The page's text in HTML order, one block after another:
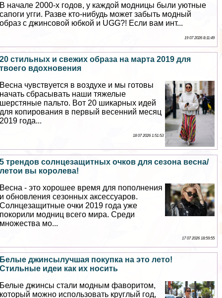
В начале 2000-х годов, у каждой модницы были уютные
сапоги угги. Разве кто-нибудь может забыть модный
образ с джинсовой юбкой и UGG?! Если вам инт...
19 07 2026 8:11:49
20 стильных и свежих образа на марта 2019 для
твоего вдохновения
Весна чувствуется в воздухе и мы готовы
начать сбрасывать наши тяжелые
шерстяные пальто. Вот 20 шикарных идей
для копирования в первый весенний месяц
2019 года...
18 07 2026 1:51:53
5 трендов солнцезащитных очков для сезона весна/
летои вы королева!
Весна - это хорошее время для пополнения
и обновления сезонных аксессуаров.
Солнцезащитные очки 2019 года уже
покорили модниц всего мира. Среди
множества мо...
17 07 2026 18:59:55
Белые джинсылучшая покупка на это лето!
Стильные идеи как их носить
Белые джинсы стали модным фаворитом,
который можно использовать круглый год,